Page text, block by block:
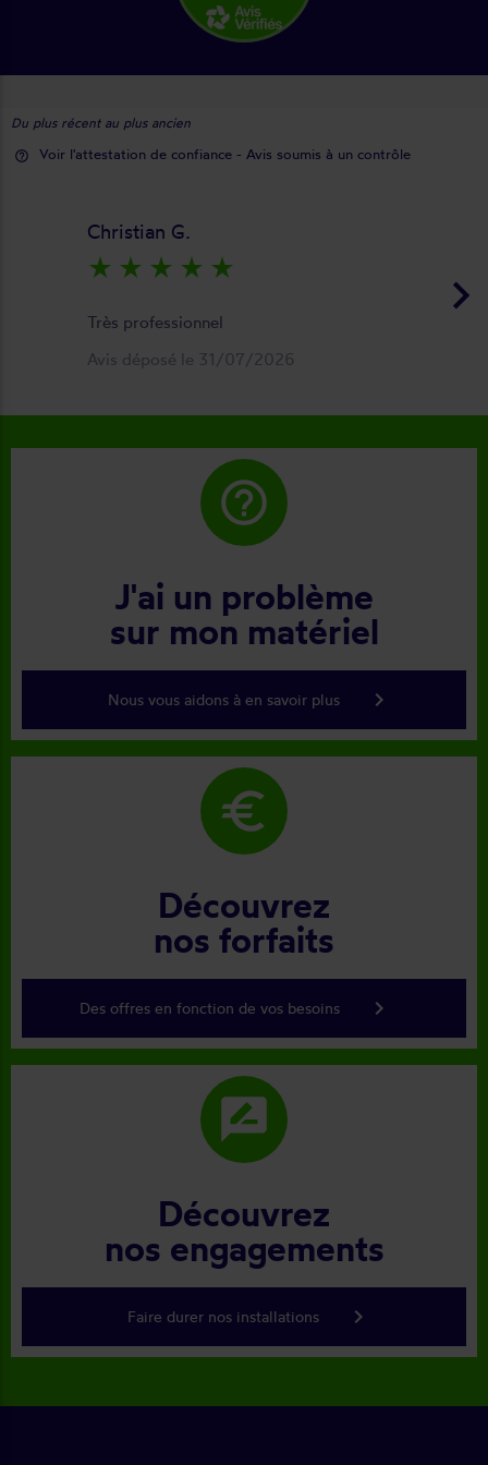
Du plus récent au plus ancien
help_outline Voir l'attestation de confiance - Avis soumis à un contrôle
keyboard_arrow_right
Christian G.
star_rate star_rate star_rate star_rate star_rate
Très professionnel
Avis déposé le 31/07/2026
help_outline
J'ai un problème
sur mon matériel
Nous vous aidons à en savoir plus keyboard_arrow_right
euro
Découvrez
nos forfaits
Des offres en fonction de vos besoins keyboard_arrow_right
rate_review
Découvrez
nos engagements
Faire durer nos installations keyboard_arrow_right